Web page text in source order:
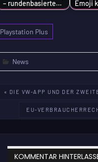
– rundenbasierte…
Emoji
Playstation Plus
News
« DIE VW-APP UND DER
EU-
KOMMENTAR